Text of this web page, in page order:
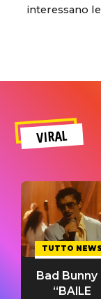
interessano
VIRAL
TUTTO
Bad Bunny
“BAILE